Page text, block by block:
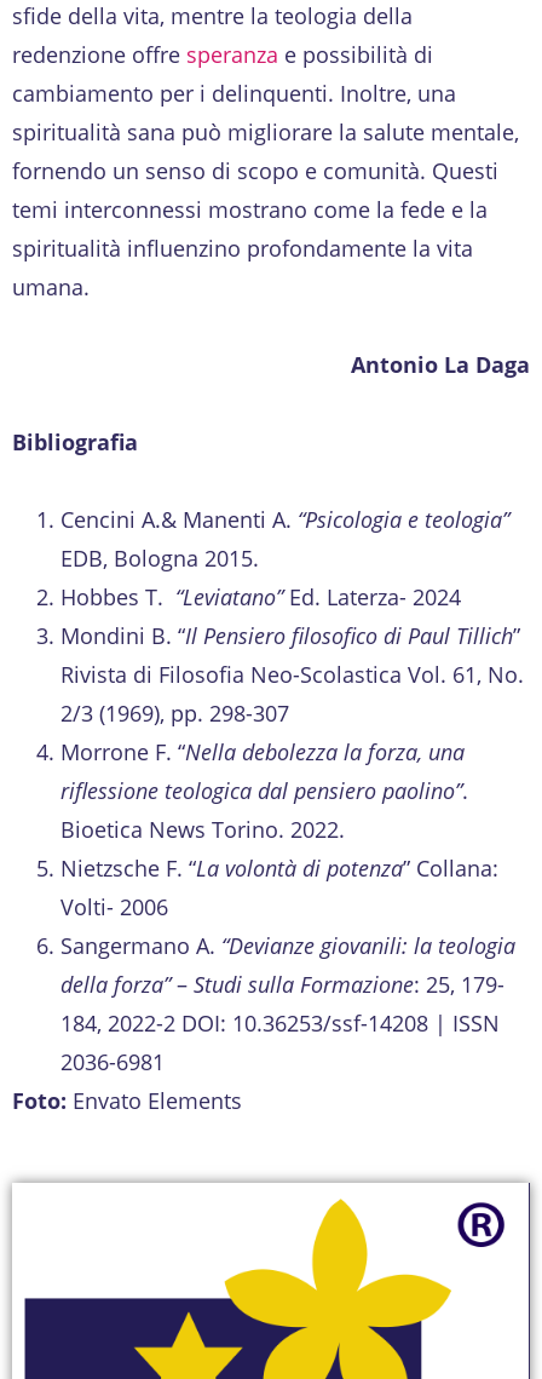
sfide della vita, mentre la teologia della
redenzione offre speranza e possibilità di
cambiamento per i delinquenti. Inoltre, una
spiritualità sana può migliorare la salute mentale,
fornendo un senso di scopo e comunità. Questi
temi interconnessi mostrano come la fede e la
spiritualità influenzino profondamente la vita
umana.
Antonio La Daga
Bibliografia
Cencini A.& Manenti A. “Psicologia e teologia”
EDB, Bologna 2015.
Hobbes T. “Leviatano”Ed. Laterza- 2024
Mondini B. “Il Pensiero filosofico di Paul Tillich”
Rivista di Filosofia Neo-Scolastica Vol. 61, No.
2/3 (1969), pp. 298-307
Morrone F. “Nella debolezza la forza, una
riflessione teologica dal pensiero paolino”.
Bioetica News Torino. 2022.
Nietzsche F. “La volontà di potenza” Collana:
Volti- 2006
Sangermano A. “Devianze giovanili: la teologia
della forza”– Studi sulla Formazione: 25, 179-
184, 2022-2 DOI: 10.36253/ssf-14208 | ISSN
2036-6981
Foto: Envato Elements